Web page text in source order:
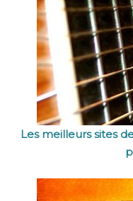
Les meilleurs sites